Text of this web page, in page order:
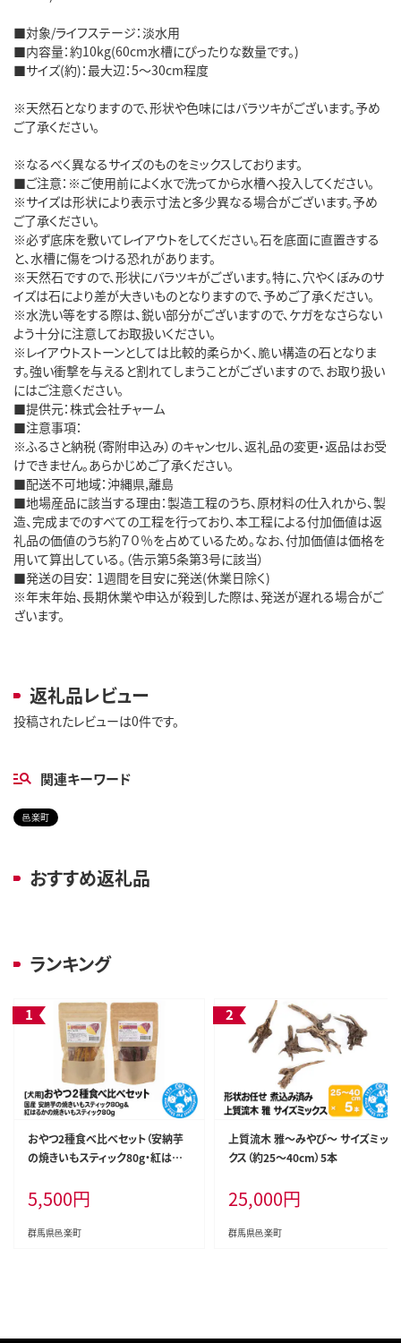
■対象/ライフステージ：淡水用
■内容量：約10kg(60cm水槽にぴったりな数量です。)
■サイズ(約)：最大辺：5～30cm程度
※天然石となりますので、形状や色味にはバラツキがございます。予め
ご了承ください。
※なるべく異なるサイズのものをミックスしております。
■ご注意：※ご使用前によく水で洗ってから水槽へ投入してください。
※サイズは形状により表示寸法と多少異なる場合がございます。予め
ご了承ください。
※必ず底床を敷いてレイアウトをしてください。石を底面に直置きする
と、水槽に傷をつける恐れがあります。
※天然石ですので、形状にバラツキがございます。特に、穴やくぼみのサ
イズは石により差が大きいものとなりますので、予めご了承ください。
※水洗い等をする際は、鋭い部分がございますので、ケガをなさらない
よう十分に注意してお取扱いください。
※レイアウトストーンとしては比較的柔らかく、脆い構造の石となりま
す。強い衝撃を与えると割れてしまうことがございますので、お取り扱い
にはご注意ください。
■提供元：株式会社チャーム
■注意事項：
※ふるさと納税（寄附申込み）のキャンセル、返礼品の変更・返品はお受
けできません。あらかじめご了承ください。
■配送不可地域：沖縄県,離島
■地場産品に該当する理由：製造工程のうち、原材料の仕入れから、製
造、完成までのすべての工程を行っており、本工程による付加価値は返
礼品の価値のうち約７０％を占めているため。なお、付加価値は価格を
用いて算出している。（告示第5条第3号に該当）
■発送の目安： 1週間を目安に発送(休業日除く)
※年末年始、長期休業や申込が殺到した際は、発送が遅れる場合がご
ざいます。
返礼品レビュー
投稿されたレビューは0件です。
関連キーワード
邑楽町
おすすめ返礼品
ランキング
おやつ2種食べ比べセット（安納芋
の焼きいもスティック80g・紅はる
1袋
5,500円
群馬県邑楽町
上質流木 雅～みやび～ サイズミッ
クス（約25～40cm）5本
25,000円
群馬県邑楽町